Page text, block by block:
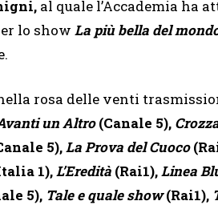
al quale l’Accademia ha
lo show La più bella del
rosa delle venti
un Altro(Canale 5),
5),La Prova del Cuoco
1),L’Eredità (Rai1),Linea
5), Tale e quale show(Rai1),